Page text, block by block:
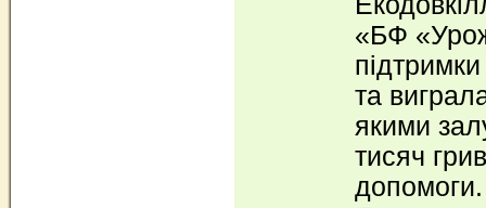
«БФ
та
якими
тисяч
допомоги.